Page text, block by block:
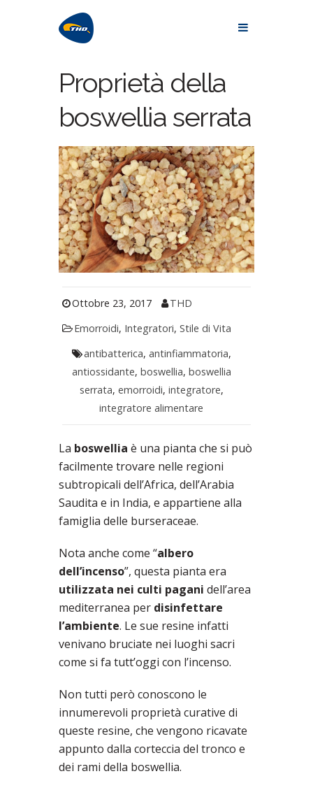
Proprietà della
boswellia serrata
Ottobre 23, 2017
THD
Emorroidi, Integratori, Stile di Vita
antibatterica, antinfiammatoria,
antiossidante, boswellia, boswellia
serrata, emorroidi, integratore,
integratore alimentare
La boswellia è una pianta che si può
facilmente trovare nelle regioni
subtropicali dell’Africa, dell’Arabia
Saudita e in India, e appartiene alla
famiglia delle burseraceae.
Nota anche come “albero
dell’incenso”, questa pianta era
utilizzata nei culti pagani dell’area
mediterranea per disinfettare
l’ambiente. Le sue resine infatti
venivano bruciate nei luoghi sacri
come si fa tutt’oggi con l’incenso.
Non tutti però conoscono le
innumerevoli proprietà curative di
queste resine, che vengono ricavate
appunto dalla corteccia del tronco e
dei rami della boswellia.